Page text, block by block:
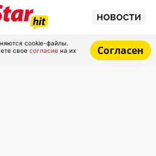
НОВОСТИ
cookie-файлы.
свое согласие на их
Согласен